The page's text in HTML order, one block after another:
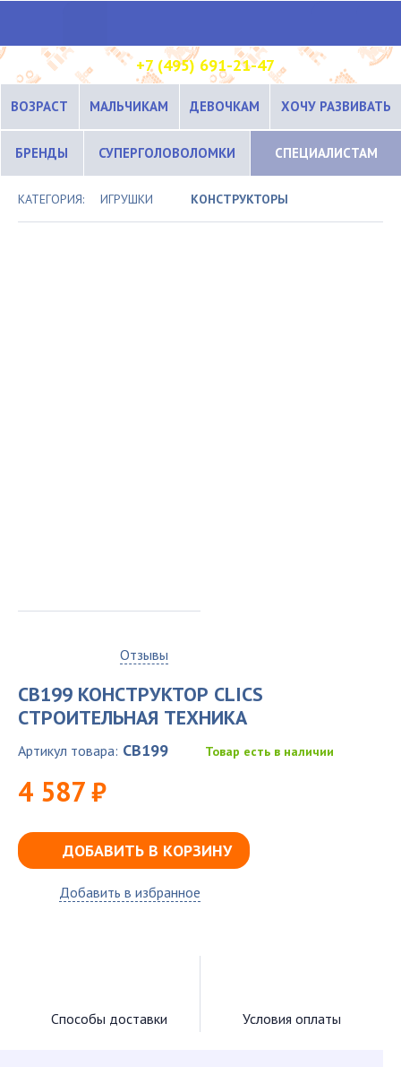
+7 (495) 691-21-47
ВОЗРАСТ МАЛЬЧИКАМ ДЕВОЧКАМ ХОЧУ РАЗВИВАТЬ
БРЕНДЫ СУПЕРГОЛОВОЛОМКИ СПЕЦИАЛИСТАМ
КАТЕГОРИЯ: ИГРУШКИ КОНСТРУКТОРЫ
Отзывы
CB199 КОНСТРУКТОР CLICS
СТРОИТЕЛЬНАЯ ТЕХНИКА
Артикул товара: CB199 Товар есть в наличии
4 587 ₽
ДОБАВИТЬ В КОРЗИНУ
Добавить в избранное
Способы доставки Условия оплаты